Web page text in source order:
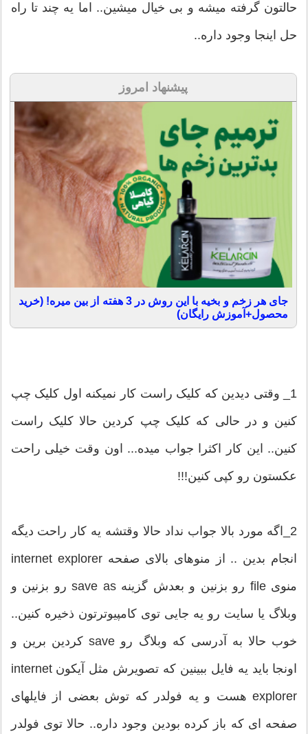
حالتون گرفته میشه و بی خیال میشین.. اما یه چند تا راه
حل اینجا وجود داره..
پیشنهاد امروز
جای هر زخم و بخیه با این روش در 3 هفته از بین میره! (خرید
محصول+آموزش رایگان)
1_ وقتی دیدین که کلیک راست کار نمیکنه اول کلیک چپ
کنین و در حالی که کلیک چپ کردین حالا کلیک راست
کنین.. این کار اکثرا جواب میده... اون وقت خیلی راحت
عکستون رو کپی کنین!!!
2_اگه مورد بالا جواب نداد حالا وقتشه یه کار راحت دیگه
انجام بدین .. از منوهای بالای صفحه internet explorer
منوی file رو بزنین و بعدش گزینه save as رو بزنین و
وبلاگ یا سایت رو یه جایی توی کامپیوترتون ذخیره کنین..
خوب حالا به آدرسی که وبلاگ رو save کردین برین و
اونجا باید یه فایل ببینین که تصویرش مثل آیکون internet
explorer هست و یه فولدر که توش بعضی از فایلهای
صفحه ای که باز کرده بودین وجود داره.. حالا توی فولدر